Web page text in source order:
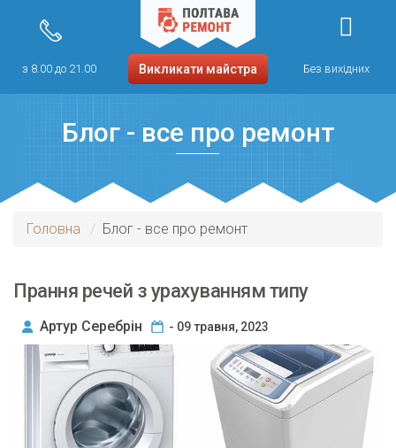
з 8.00 до 21.00 Викликати майстра Без вихідних
Блог - все про ремонт
Головна Блог - все про ремонт
Прання речей з урахуванням типу
завантаження пральної машини:
вертикального або фронтального
завантаження
Артур Серебрін - 09 травня, 2023